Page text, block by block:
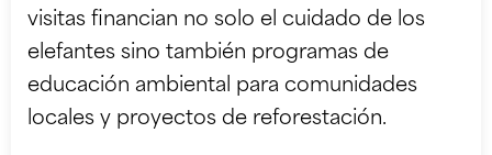
visitas financian no solo el cuidado de los
elefantes sino también programas de
educación ambiental para comunidades
locales y proyectos de reforestación.